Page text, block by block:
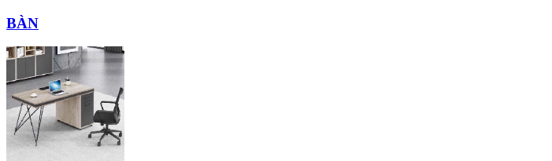
BÀN